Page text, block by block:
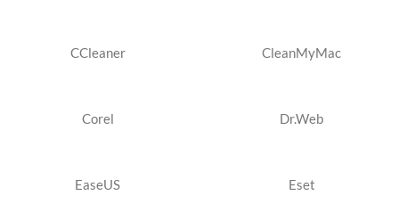
CCleaner CleanMyMac
Corel Dr.Web
EaseUS Eset